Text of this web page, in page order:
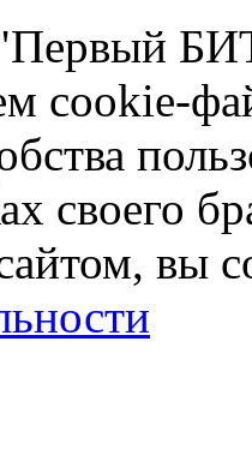
cookie-
своего
вы